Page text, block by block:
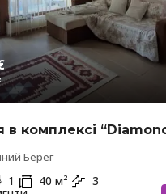
в комплексі
Берег
1 40 м² 3